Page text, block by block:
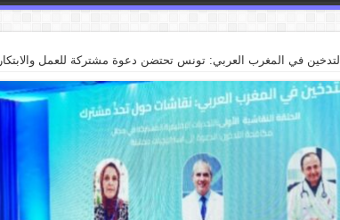
التدخين في المغرب العربي: تونس تحتضن دعوة مشتركة للعمل والابتكار